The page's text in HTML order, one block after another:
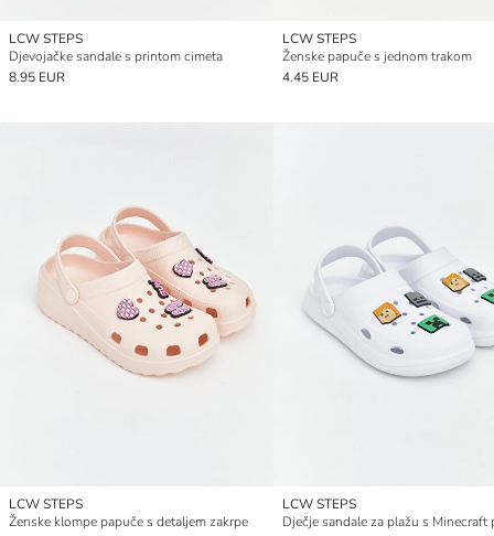
LCW STEPS
Djevojačke sandale s printom cimeta
8.95 EUR
LCW STEPS
Ženske papuče s jednom trakom
4.45 EUR
LCW STEPS
Ženske klompe papuče s detaljem zakrpe
LCW STEPS
Dječje sandale za plažu s Minecraft